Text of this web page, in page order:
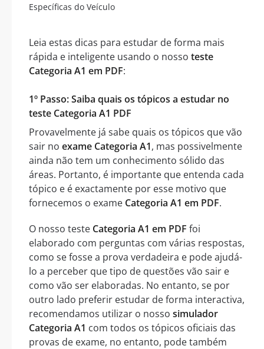
Específicas do Veículo
Leia estas dicas para estudar de forma mais
rápida e inteligente usando o nosso teste
Categoria A1 em PDF:
1º Passo: Saiba quais os tópicos a estudar no
teste Categoria A1 PDF
Provavelmente já sabe quais os tópicos que vão
sair no exame Categoria A1, mas possivelmente
ainda não tem um conhecimento sólido das
áreas. Portanto, é importante que entenda cada
tópico e é exactamente por esse motivo que
fornecemos o exame Categoria A1 em PDF.
O nosso teste Categoria A1 em PDF foi
elaborado com perguntas com várias respostas,
como se fosse a prova verdadeira e pode ajudá-
lo a perceber que tipo de questões vão sair e
como vão ser elaboradas. No entanto, se por
outro lado preferir estudar de forma interactiva,
recomendamos utilizar o nosso simulador
Categoria A1 com todos os tópicos oficiais das
provas de exame, no entanto, pode também